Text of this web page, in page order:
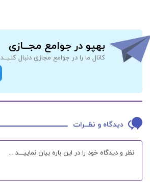
بهپو در جوامع مجــازی
کانال ما را در جوامع مجازی دنبال کنیــد
دیدگاه و نظــرات